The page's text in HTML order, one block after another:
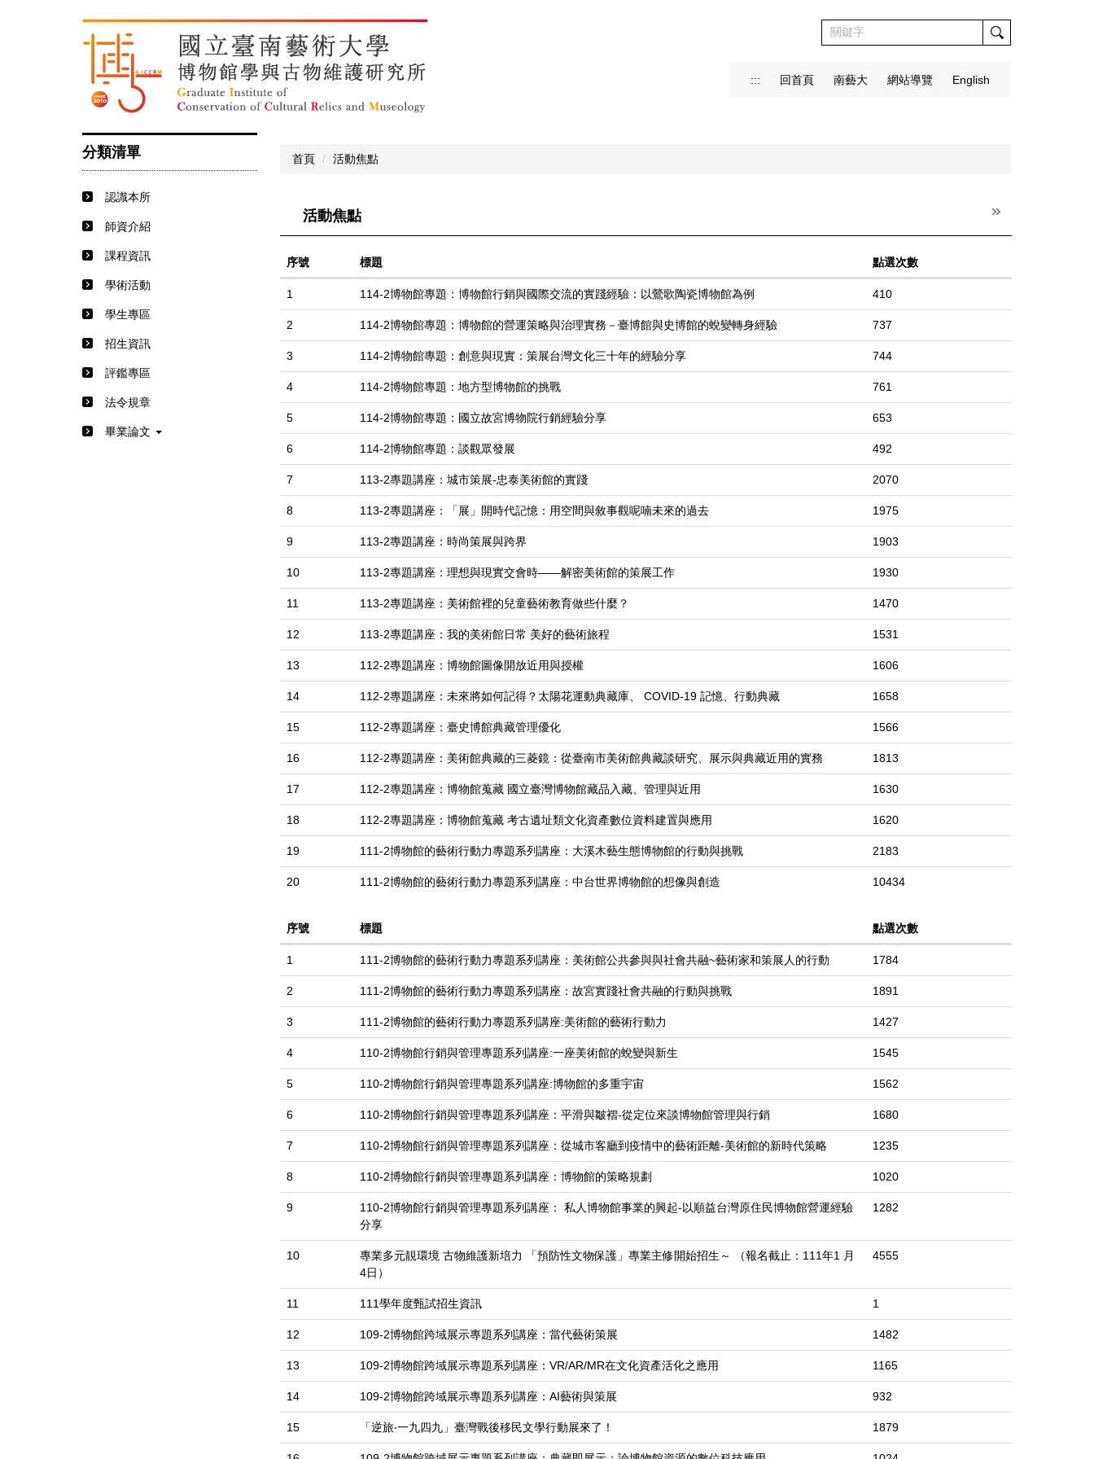
::: 回首頁 南藝大 網站導覽 English
分類清單
認識本所
師資介紹
課程資訊
學術活動
學生專區
招生資訊
評鑑專區
法令規章
畢業論文
首頁 活動焦點
活動焦點
序號 標題 點選次數
1 114-2博物館專題：博物館行銷與國際交流的實踐經驗：以鶯歌陶瓷博物館為例 410
2 114-2博物館專題：博物館的營運策略與治理實務－臺博館與史博館的蛻變轉身經驗 737
3 114-2博物館專題：創意與現實：策展台灣文化三十年的經驗分享 744
4 114-2博物館專題：地方型博物館的挑戰 761
5 114-2博物館專題：國立故宮博物院行銷經驗分享 653
6 114-2博物館專題：談觀眾發展 492
7 113-2專題講座：城市策展-忠泰美術館的實踐 2070
8 113-2專題講座：「展」開時代記憶：用空間與敘事觀呢喃未來的過去 1975
9 113-2專題講座：時尚策展與跨界 1903
10 113-2專題講座：理想與現實交會時——解密美術館的策展工作 1930
11 113-2專題講座：美術館裡的兒童藝術教育做些什麼？ 1470
12 113-2專題講座：我的美術館日常 美好的藝術旅程 1531
13 112-2專題講座：博物館圖像開放近用與授權 1606
14 112-2專題講座：未來將如何記得？太陽花運動典藏庫、 COVID-19 記憶、行動典藏 1658
15 112-2專題講座：臺史博館典藏管理優化 1566
16 112-2專題講座：美術館典藏的三菱鏡：從臺南市美術館典藏談研究、展示與典藏近用的實務 1813
17 112-2專題講座：博物館蒐藏 國立臺灣博物館藏品入藏、管理與近用 1630
18 112-2專題講座：博物館蒐藏 考古遺址類文化資產數位資料建置與應用 1620
19 111-2博物館的藝術行動力專題系列講座：大溪木藝生態博物館的行動與挑戰 2183
20 111-2博物館的藝術行動力專題系列講座：中台世界博物館的想像與創造 10434
序號 標題 點選次數
1 111-2博物館的藝術行動力專題系列講座：美術館公共參與與社會共融~藝術家和策展人的行動 1784
2 111-2博物館的藝術行動力專題系列講座：故宮實踐社會共融的行動與挑戰 1891
3 111-2博物館的藝術行動力專題系列講座:美術館的藝術行動力 1427
4 110-2博物館行銷與管理專題系列講座:一座美術館的蛻變與新生 1545
5 110-2博物館行銷與管理專題系列講座:博物館的多重宇宙 1562
6 110-2博物館行銷與管理專題系列講座：平滑與皺褶-從定位來談博物館管理與行銷 1680
7 110-2博物館行銷與管理專題系列講座：從城市客廳到疫情中的藝術距離-美術館的新時代策略 1235
8 110-2博物館行銷與管理專題系列講座：博物館的策略規劃 1020
9
110-2博物館行銷與管理專題系列講座： 私人博物館事業的興起-以順益台灣原住民博物館營運經驗
分享
1282
10
專業多元靚環境 古物維護新培力 「預防性文物保護」專業主修開始招生～ （報名截止：111年1 月
4日）
4555
11 111學年度甄試招生資訊 1
12 109-2博物館跨域展示專題系列講座：當代藝術策展 1482
13 109-2博物館跨域展示專題系列講座：VR/AR/MR在文化資產活化之應用 1165
14 109-2博物館跨域展示專題系列講座：AI藝術與策展 932
15 「逆旅‧一九四九」臺灣戰後移民文學行動展來了！ 1879